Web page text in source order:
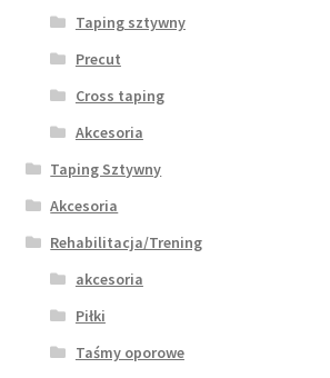
Taping sztywny
Precut
Cross taping
Akcesoria
Taping Sztywny
Akcesoria
Rehabilitacja/Trening
akcesoria
Piłki
Taśmy oporowe